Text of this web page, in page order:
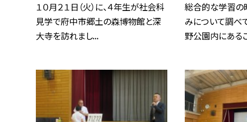
１０月２１日（火）に、４年生が社会科
見学で府中市郷土の森博物館と深
大寺を訪れまし...
総合的な学習の
みについて調べ
野公園内にある